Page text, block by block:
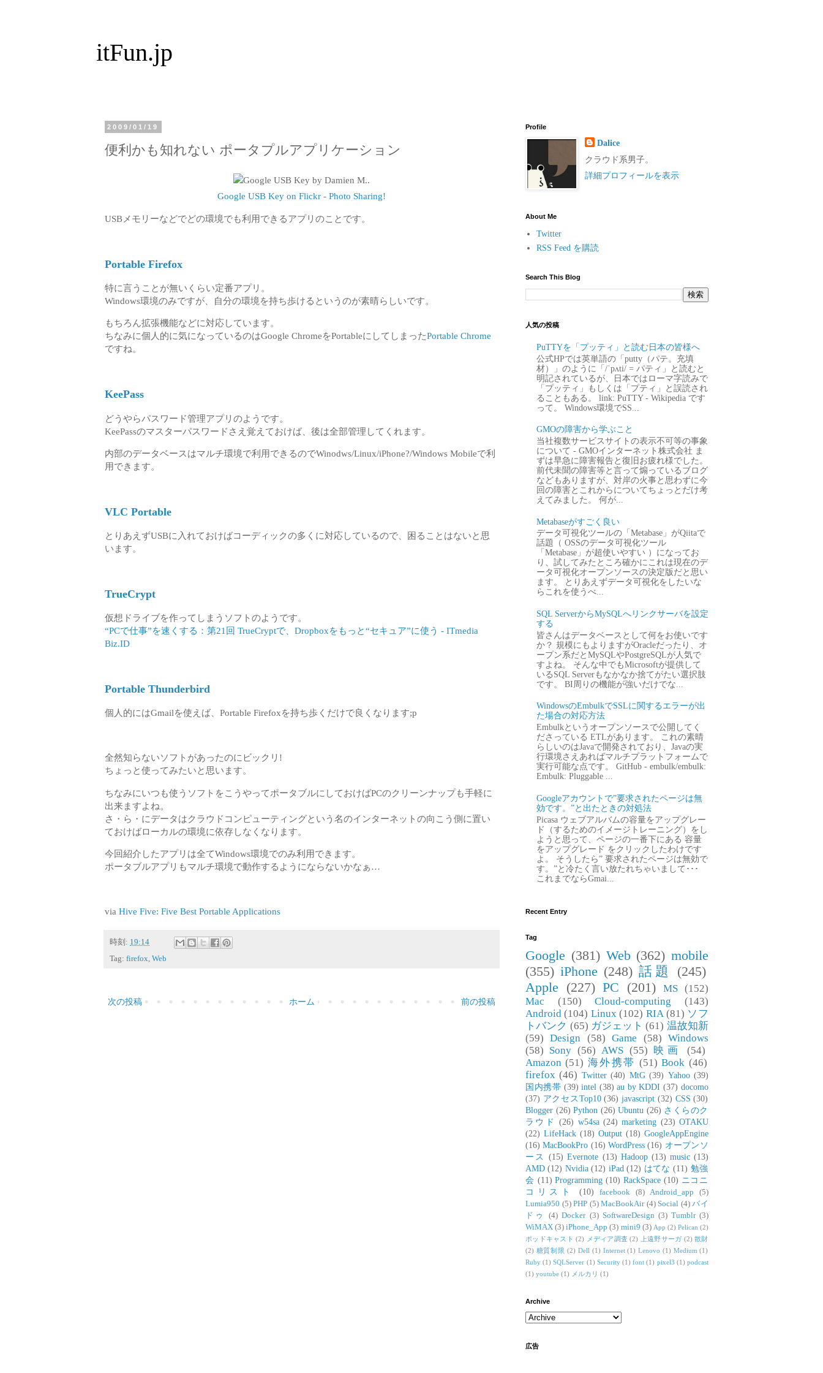
itFun.jp
2009/01/19
便利かも知れない ポータプルアプリケーション
Google USB Key on Flickr - Photo Sharing!
USBメモリーなどでどの環境でも利用できるアプリのことです。
Portable Firefox
特に言うことが無いくらい定番アプリ。
Windows環境のみですが、自分の環境を持ち歩けるというのが素晴らしいです。
もちろん拡張機能などに対応しています。
ちなみに個人的に気になっているのはGoogle ChromeをPortableにしてしまったPortable Chrome
ですね。
KeePass
どうやらパスワード管理アプリのようです。
KeePassのマスターパスワードさえ覚えておけば、後は全部管理してくれます。
内部のデータベースはマルチ環境で利用できるのでWinodws/Linux/iPhone?/Windows Mobileで利
用できます。
VLC Portable
とりあえずUSBに入れておけばコーディックの多くに対応しているので、困ることはないと思
います。
TrueCrypt
仮想ドライブを作ってしまうソフトのようです。
“PCで仕事”を速くする：第21回 TrueCryptで、Dropboxをもっと“セキュア”に使う - ITmedia
Biz.ID
Portable Thunderbird
個人的にはGmailを使えば、Portable Firefoxを持ち歩くだけで良くなります;p
全然知らないソフトがあったのにビックリ!
ちょっと使ってみたいと思います。
ちなみにいつも使うソフトをこうやってポータブルにしておけばPCのクリーンナップも手軽に
出来ますよね。
さ・ら・にデータはクラウドコンピューティングという名のインターネットの向こう側に置い
ておけばローカルの環境に依存しなくなります。
今回紹介したアプリは全てWindows環境でのみ利用できます。
ポータブルアプリもマルチ環境で動作するようにならないかなぁ…
via Hive Five: Five Best Portable Applications
時刻: 19:14
Tag: firefox, Web
次の投稿 前の投稿
ホーム
Profile
Dalice
クラウド系男子。
詳細プロフィールを表示
About Me
Twitter
RSS Feed を購読
Search This Blog
人気の投稿
PuTTYを「プッティ」と読む日本の皆様へ
公式HPでは英単語の「putty（パテ。充填
材）」のように「/ˈpʌti/ = パティ」と読むと
明記されているが、日本ではローマ字読みで
「プッティ」もしくは「プティ」と誤読され
ることもある。 link: PuTTY - Wikipedia です
って。 Windows環境でSS...
GMOの障害から学ぶこと
当社複数サービスサイトの表示不可等の事象
について - GMOインターネット株式会社 ま
ずは早急に障害報告と復旧お疲れ様でした。
前代未聞の障害等と言って煽っているブログ
などもありますが、対岸の火事と思わずに今
回の障害とこれからについてちょっとだけ考
えてみました。 何が...
Metabaseがすごく良い
データ可視化ツールの「Metabase」がQiitaで
話題（ OSSのデータ可視化ツール
「Metabase」が超使いやすい ）になってお
り、試してみたところ確かにこれは現在のデ
ータ可視化オープンソースの決定版だと思い
ます。 とりあえずデータ可視化をしたいな
らこれを使うべ...
SQL ServerからMySQLへリンクサーバを設定
する
皆さんはデータベースとして何をお使いです
か？ 規模にもよりますがOracleだったり、オ
ープン系だとMySQLやPostgreSQLが人気で
すよね。 そんな中でもMicrosoftが提供して
いるSQL Serverもなかなか捨てがたい選択肢
です。 BI周りの機能が強いだけでな...
WindowsのEmbulkでSSLに関するエラーが出
た場合の対応方法
Embulkというオープンソースで公開してく
ださっている ETLがあります。 これの素晴
らしいのはJavaで開発されており、Javaの実
行環境さえあればマルチプラットフォームで
実行可能な点です。 GitHub - embulk/embulk:
Embulk: Pluggable ...
Googleアカウントで”要求されたページは無
効です。”と出たときの対処法
Picasa ウェブアルバムの容量をアップグレー
ド（するためのイメージトレーニング）をし
ようと思って、ページの一番下にある 容量
をアップグレード をクリックしたわけです
よ。 そうしたら” 要求されたページは無効で
す。”と冷たく言い放たれちゃいまして･･･
これまでならGmai...
Recent Entry
Tag
Google (381) Web (362) mobile
(355) iPhone (248) 話題
(245)
Apple (227) PC (201) MS (152)
Mac
(150) Cloud-computing
(143)
Android (104) Linux (102) RIA (81) ソフ
トバンク (65) ガジェット (61) 温故知新
(59)
Design (58) Game (58) Windows
(58) Sony (56) AWS (55) 映画
(54)
Amazon (51) 海外携帯 (51) Book (46)
firefox (46) Twitter (40) MtG (39) Yahoo (39)
国内携帯 (39) intel (38) au by KDDI (37) docomo
(37) アクセスTop10 (36) javascript (32) CSS (30)
Blogger (26) Python (26) Ubuntu (26) さくらのク
ラウド
(26) w54sa (24) marketing (23) OTAKU
(22) LifeHack (18) Output (18) GoogleAppEngine
(16) MacBookPro (16) WordPress (16) オープンソ
ース
(15) Evernote (13) Hadoop (13) music (13)
AMD (12) Nvidia (12) iPad (12) はてな (11) 勉強
会 (11) Programming (10) RackSpace (10) ニコニ
コリスト
(10) facebook (8) Android_app
(5)
Lumia950 (5) PHP (5) MacBookAir (4) Social (4) バイ
ドゥ
(4) Docker (3) SoftwareDesign (3) Tumblr (3)
WiMAX (3) iPhone_App (3) mini9 (3) App (2) Pelican (2)
ポッドキャスト (2) メディア調査 (2) 上遠野サーガ (2) 散財
(2) 糖質制限 (2) Dell (1) Internet (1) Lenovo (1) Medium (1)
Ruby (1) SQLServer (1) Security (1) font (1) pixel3 (1) podcast
(1) youtube (1) メルカリ (1)
Archive
広告